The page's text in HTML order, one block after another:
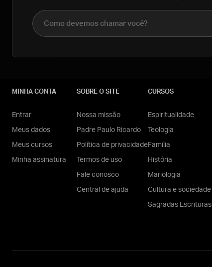
Nome completo
MINHA CONTA
Entrar
Meus dados
Meus cursos
Minha assinatura
SOBRE O SITE
Nossa missão
Padre Paulo Ricardo
Política de privacidade
Termos de uso
Fale conosco
Central de ajuda
CURSOS
Espiritualidade
Teologia
Família
História
Mariologia
Cultura e sociedade
Sagradas Escrituras